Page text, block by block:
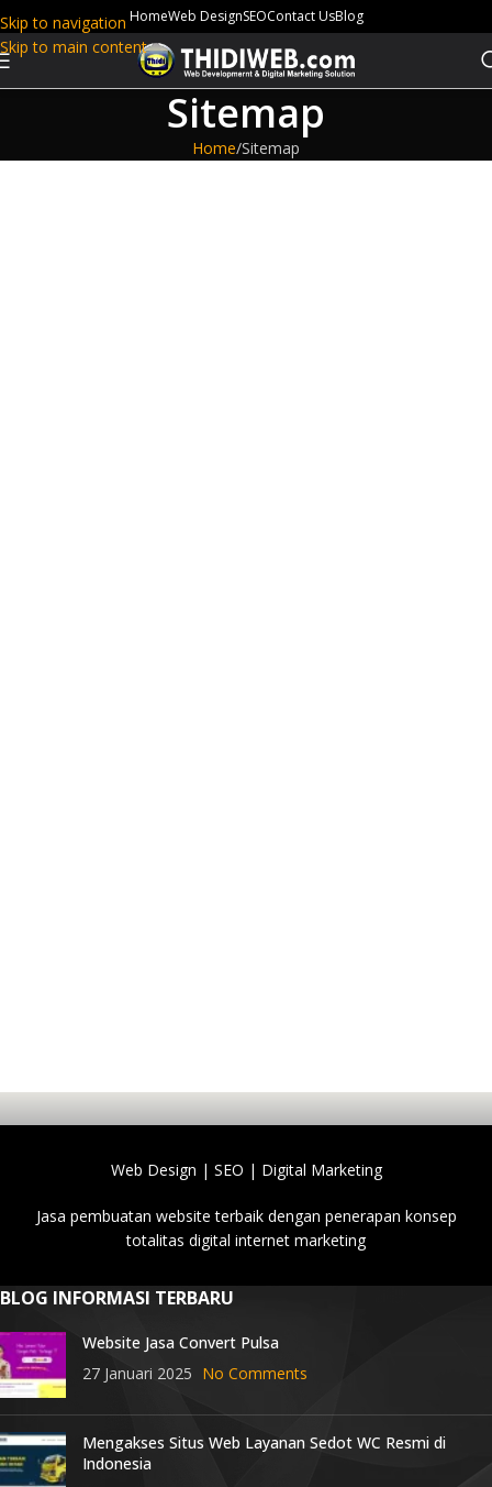
Skip to navigation
Skip to main content
HomeWeb DesignSEOContact UsBlog
Sitemap
Home Sitemap
Web Design | SEO | Digital Marketing
Jasa pembuatan website terbaik dengan penerapan konsep
totalitas digital internet marketing
BLOG INFORMASI TERBARU
Website Jasa Convert Pulsa
27 Januari 2025 No Comments
Mengakses Situs Web Layanan Sedot WC Resmi di
Indonesia